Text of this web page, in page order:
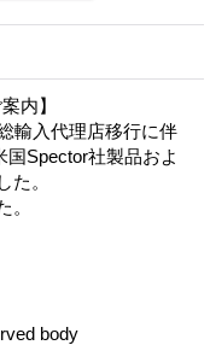
内】
輸入代理店移行に伴
Spector社製品およ
た。
。
body